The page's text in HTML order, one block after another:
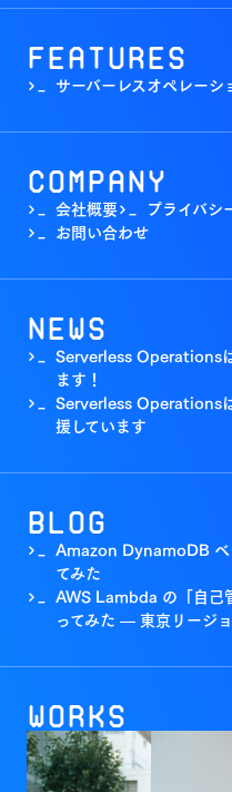
Features
>_ サーバーレスオペレー
Company
>_ 会社概要>_ プライバシ
>_ お問い合わせ
News
>_
Serverless Operations
ます！
>_
Serverless Operations
援しています
Blog
>_
Amazon DynamoDB ベ
てみた
>_
AWS Lambda の「自己
ってみた — 東京リージ
Works